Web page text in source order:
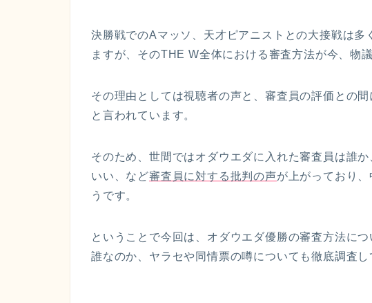
決勝戦でのAマッソ、天才ピアニストとの大接戦は多
ますが、そのTHE W全体における審査方法が今、物
その理由としては視聴者の声と、審査員の評価との
と言われています。
そのため、世間ではオダウエダに入れた審査員は誰
いい、など審査員に対する批判の声が上がっており、
うです。
ということで今回は、オダウエダ優勝の審査方法に
誰なのか、ヤラセや同情票の噂についても徹底調査し